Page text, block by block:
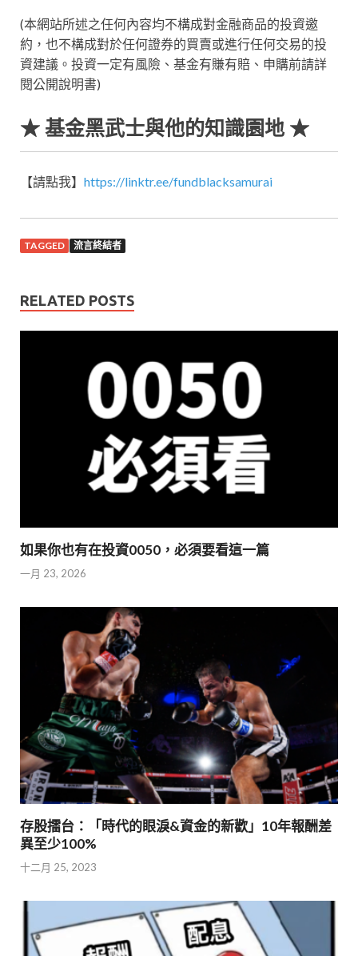
(本網站所述之任何內容均不構成對金融商品的投資邀
約，也不構成對於任何證券的買賣或進行任何交易的投
資建議。投資一定有風險、基金有賺有賠、申購前請詳
閱公開說明書)
★ 基金黑武士與他的知識園地 ★
【請點我】 https://linktr.ee/fundblacksamurai
TAGGED 流言終結者
RELATED POSTS
如果你也有在投資0050，必須要看這一篇
一月 23, 2026
存股擂台：「時代的眼淚&資金的新歡」10年報酬差
異至少100%
十二月 25, 2023